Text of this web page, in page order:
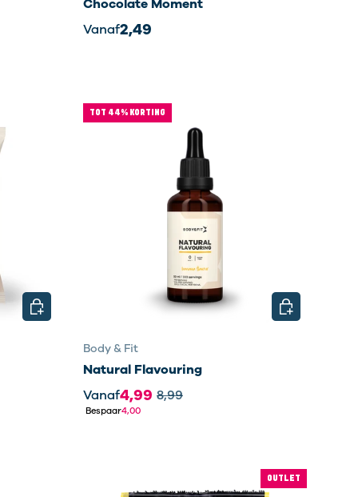
Chocolate Moment
Vanaf2,49
KIES MOGELIJKHEDEN
TOT 44% KORTING
Body & Fit
Natural Flavouring
Vanaf4,99 8,99
Bespaar4,00
KIES
OUTLET